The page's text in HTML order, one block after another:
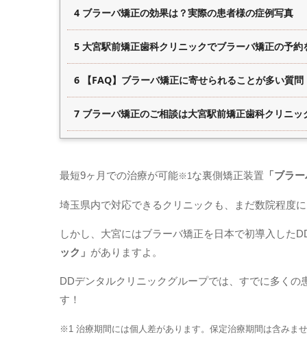
4 ブラーバ矯正の効果は？実際の患者様の症例写真
5 大宮駅前矯正歯科クリニックでブラーバ矯正の予約
6 【FAQ】ブラーバ矯正に寄せられることが多い質問
7 ブラーバ矯正のご相談は大宮駅前矯正歯科クリニッ
最短9ヶ月での治療が可能※1 な裏側矯正装置 「ブラ
埼玉県内で対応できるクリニックも、まだ数院程度
しかし、大宮にはブラーバ矯正を日本で初導入した
ック」 がありますよ。
DDデンタルクリニックグループでは、すでに多く
す！
※1 治療期間には個人差があります。保定治療期間は含みま